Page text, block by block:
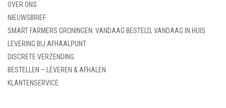
OVER ONS
NIEUWSBRIEF
SMART FARMERS GRONINGEN: VANDAAG BESTELD, VANDAAG IN HUIS
LEVERING BIJ AFHAALPUNT
DISCRETE VERZENDING
BESTELLEN – LEVEREN & AFHALEN
KLANTENSERVICE